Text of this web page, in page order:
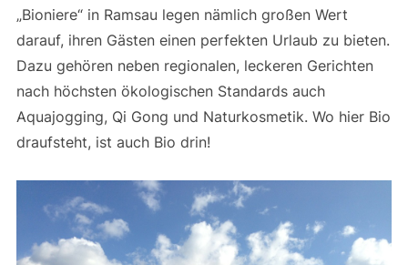
„Bioniere“ in Ramsau legen nämlich großen Wert
darauf, ihren Gästen einen perfekten Urlaub zu bieten.
Dazu gehören neben regionalen, leckeren Gerichten
nach höchsten ökologischen Standards auch
Aquajogging, Qi Gong und Naturkosmetik. Wo hier Bio
draufsteht, ist auch Bio drin!